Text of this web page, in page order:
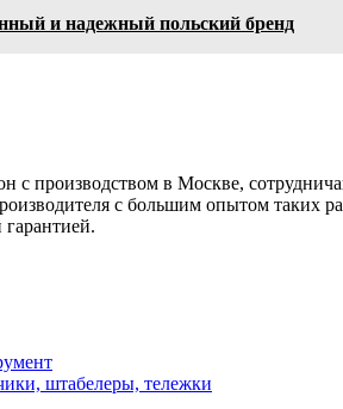
и надежный польский бренд
с производством в Москве,
с большим опытом таких
штабелеры, тележки